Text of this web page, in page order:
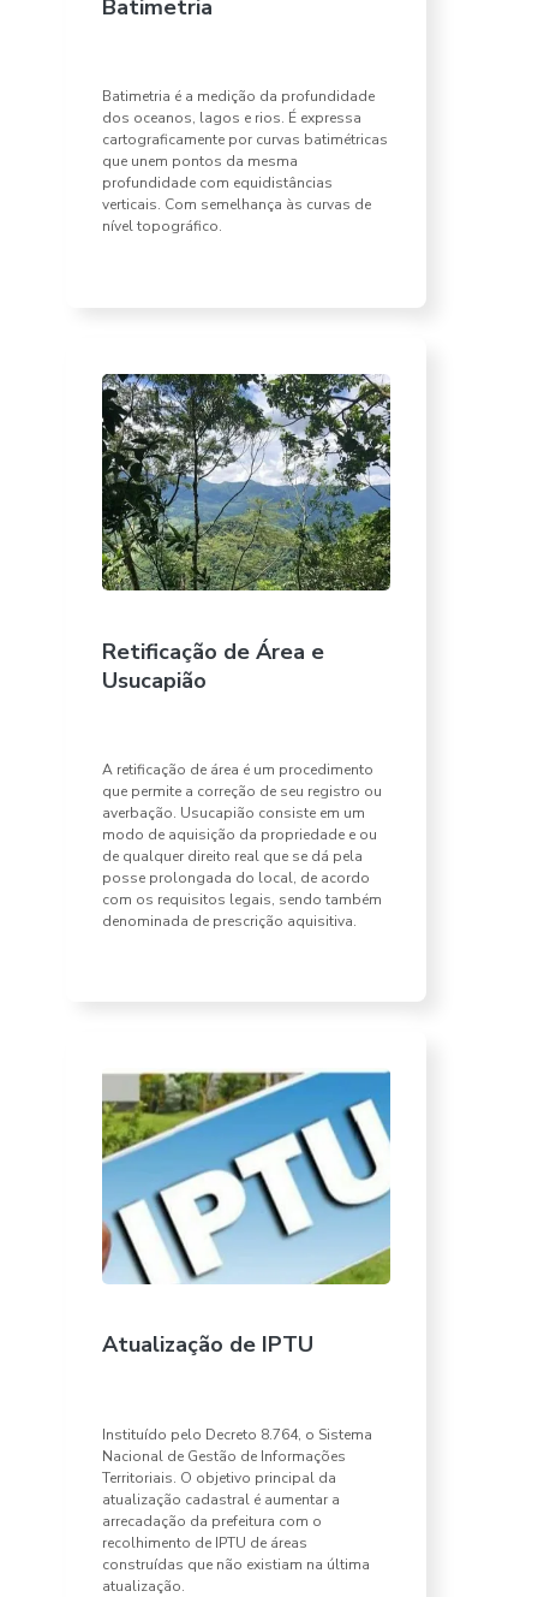
Batimetria
Batimetria é a medição da profundidade
dos oceanos, lagos e rios. É expressa
cartograficamente por curvas batimétricas
que unem pontos da mesma
profundidade com equidistâncias
verticais. Com semelhança às curvas de
nível topográfico.
Retificação de Área e
Usucapião
A retificação de área é um procedimento
que permite a correção de seu registro ou
averbação. Usucapião consiste em um
modo de aquisição da propriedade e ou
de qualquer direito real que se dá pela
posse prolongada do local, de acordo
com os requisitos legais, sendo também
denominada de prescrição aquisitiva.
Atualização de IPTU
Instituído pelo Decreto 8.764, o Sistema
Nacional de Gestão de Informações
Territoriais. O objetivo principal da
atualização cadastral é aumentar a
arrecadação da prefeitura com o
recolhimento de IPTU de áreas
construídas que não existiam na última
atualização.